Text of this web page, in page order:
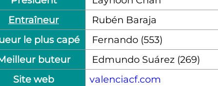
Entraîneur
Rubén Baraja
le plus capé
Fernando (553)
buteur
Edmundo Suárez (269)
Site web
valenciacf.com